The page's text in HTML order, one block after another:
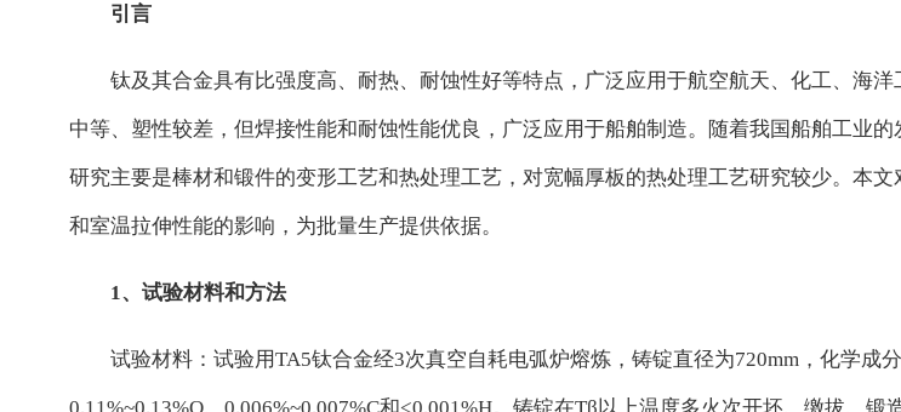
引言
钛及其合金具有比强度高、耐热、耐蚀性好等特点，广泛应用于航空航天、化工、海
中等、塑性较差，但焊接性能和耐蚀性能优良，广泛应用于船舶制造。随着我国船舶工业
研究主要是棒材和锻件的变形工艺和热处理工艺，对宽幅厚板的热处理工艺研究较少。本
和室温拉伸性能的影响，为批量生产提供依据。
1、试验材料和方法
试验材料：试验用TA5钛合金经3次真空自耗电弧炉熔炼，铸锭直径为720mm，化学成